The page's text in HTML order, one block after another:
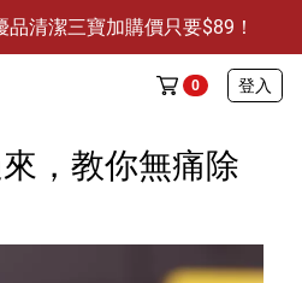
清潔三寶加購價只要$89！
3件贈保濕抗菌洗手乳
品清潔三寶加購價只要$89！
0 登入
，教你無痛除